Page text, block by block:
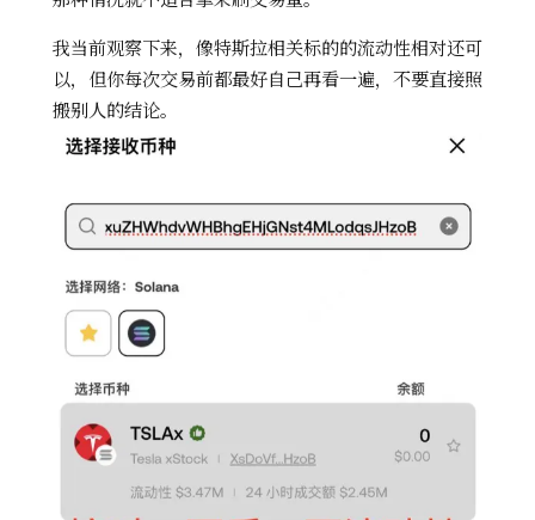
我当前观察下来，像特斯拉相关标的的流动性相对还可
以，但你每次交易前都最好自己再看一遍，不要直接照
搬别人的结论。